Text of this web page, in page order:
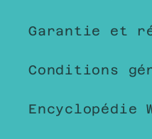
Garantie et
Conditions
Encyclopédie